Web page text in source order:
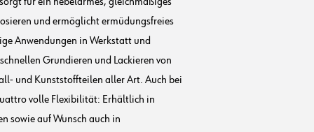
und ermöglicht ermüdungsfreies
Anwendungen in Werkstatt und
Grundieren und Lackieren von
und Kunststoffteilen aller Art. Auch bei
volle Flexibilität: Erhältlich in
sowie auf Wunsch auch in